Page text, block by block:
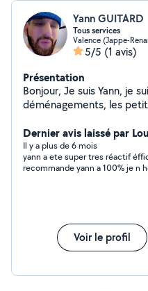
Yann GUITARD
Tous services
Valence (Jappe-
5/5 (1 avis)
Présentation
Bonjour, Je suis Yann, je
déménagements, les
Dernier avis laissé par
Il y a plus de 6 mois
yann a ete super tres réactif
recommande yann a 100% je n
Voir le profil